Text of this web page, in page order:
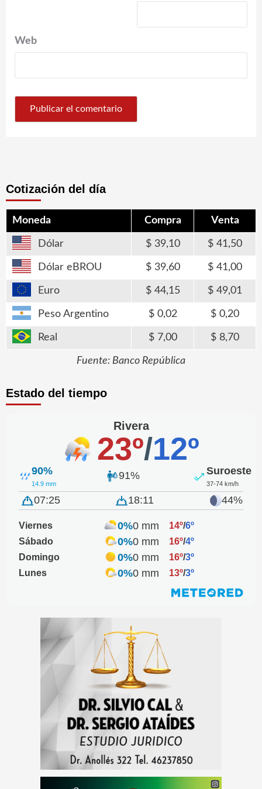
Web
Cotización del día
Moneda Compra Venta
Dólar 39,10 41,50
Dólar eBROU 39,60 41,00
Euro 44,15 49,01
Peso Argentino 0,02 0,20
Real 7,00 8,70
Fuente: Banco República
Estado del tiempo
Rivera
23º/12º
90%
14.9 mm
91% Suroeste
37-74 km/h
07:25 18:11 44%
Viernes 0%0 mm 14º/6º
Sábado
0%0 mm 16º/4º
Domingo
0%0 mm 16º/3º
Lunes
0%0 mm 13º/3º